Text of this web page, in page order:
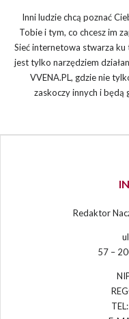
Inni ludzie chcą poznać
Tobie i tym, co chcesz im
Sieć internetowa stwarza ku
jest tylko narzędziem
VVENA.PL, gdzie nie
zaskoczy innych i będą
Redaktor
57 –